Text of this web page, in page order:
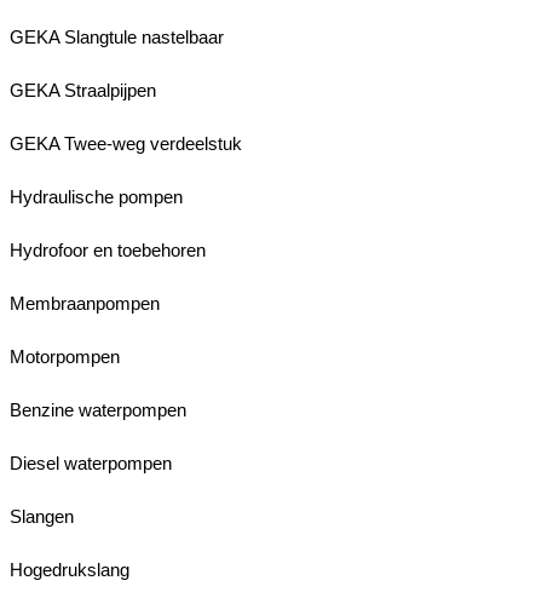
GEKA Slangtule nastelbaar
GEKA Straalpijpen
GEKA Twee-weg verdeelstuk
Hydraulische pompen
Hydrofoor en toebehoren
Membraanpompen
Motorpompen
Benzine waterpompen
Diesel waterpompen
Slangen
Hogedrukslang